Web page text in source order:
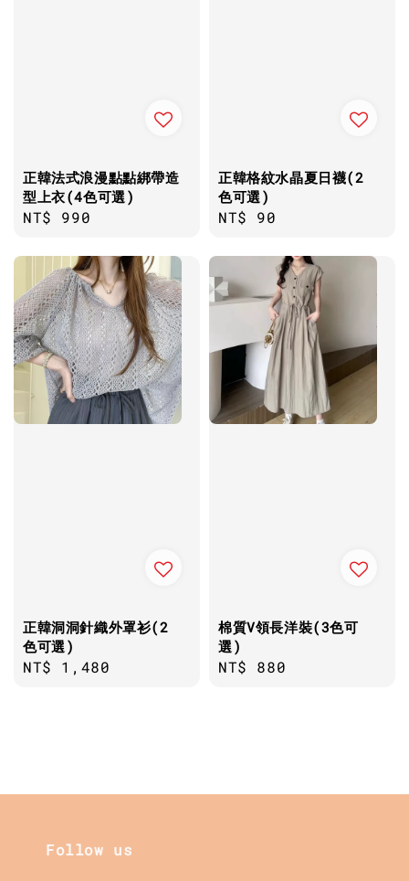
正韓法式浪漫點點綁帶造
型上衣(4色可選)
Regular
NT$ 990
正韓格紋水晶夏日襪(2
色可選)
Regular
NT$ 90
正韓洞洞針織外罩衫(2
色可選)
Regular
NT$ 1,480
棉質V領長洋裝(3色可
選)
Regular
NT$ 880
Follow us